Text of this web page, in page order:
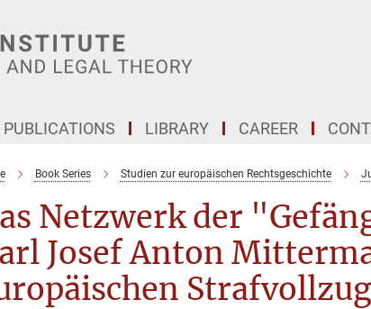
PUBLICATIONS LIBRARY CAREER
Book Series Studien zur europäischen Rechtsgeschichte
Netzwerk der
Josef Anton